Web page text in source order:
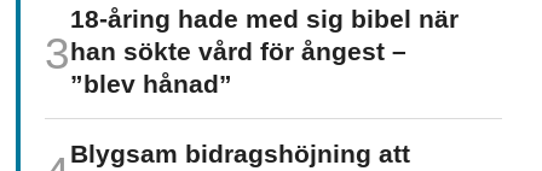
18-åring hade med sig bibel när
han sökte vård för ångest –
”blev hånad”
Blygsam bidrags­höjning att